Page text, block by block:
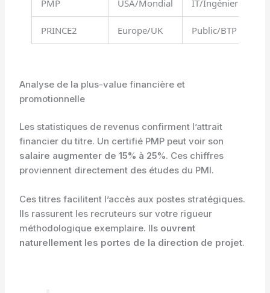
PMP USA/Mondial IT/Ingénierie
PRINCE2 Europe/UK Public/BTP
Analyse de la plus-value financière et
promotionnelle
Les statistiques de revenus confirment l’attrait
financier du titre. Un certifié PMP peut voir son
salaire augmenter de 15% à 25%. Ces chiffres
proviennent directement des études du PMI.
Ces titres facilitent l’accès aux postes stratégiques.
Ils rassurent les recruteurs sur votre rigueur
méthodologique exemplaire. Ils ouvrent
naturellement les portes de la direction de projet.